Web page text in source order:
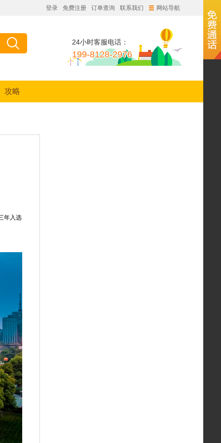
登录 免费注册 订单查询 联系我们 网站导航
24小时客服电话：
199-8128-2976
攻略
年入选